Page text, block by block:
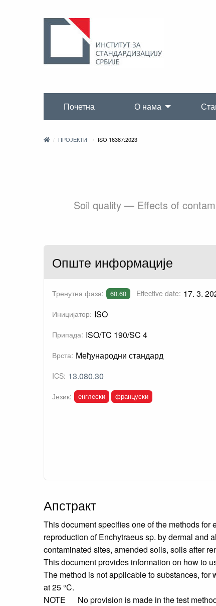
Почетна О нама
ПРОЈЕКТИ ISO 16387:2023
Soil quality — Effects of
Опште информације
Тренутна фаза: 60.60 Effective date: 17. 3.
Иницијатор: ISO
Припада: ISO/TC 190/SC 4
Врста: Међународни стандард
ICS: 13.080.30
Језик: енглески француски
Апстракт
This document specifies one of the methods
reproduction of Enchytraeus sp. by dermal and
contaminated sites, amended soils, soils after
This document provides information on how to
The method is not applicable to substances,
at 25 °C.
NOTE No provision is made in the test